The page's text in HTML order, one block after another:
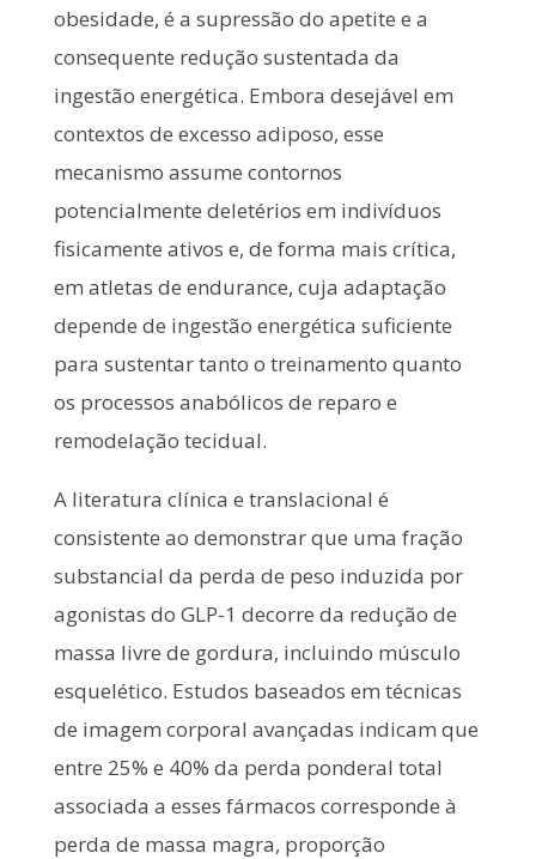
obesidade, é a supressão do apetite e a
consequente redução sustentada da
ingestão energética. Embora desejável em
contextos de excesso adiposo, esse
mecanismo assume contornos
potencialmente deletérios em indivíduos
fisicamente ativos e, de forma mais crítica,
em atletas de endurance, cuja adaptação
depende de ingestão energética suficiente
para sustentar tanto o treinamento quanto
os processos anabólicos de reparo e
remodelação tecidual.
A literatura clínica e translacional é
consistente ao demonstrar que uma fração
substancial da perda de peso induzida por
agonistas do GLP-1 decorre da redução de
massa livre de gordura, incluindo músculo
esquelético. Estudos baseados em técnicas
de imagem corporal avançadas indicam que
entre 25% e 40% da perda ponderal total
associada a esses fármacos corresponde à
perda de massa magra, proporção